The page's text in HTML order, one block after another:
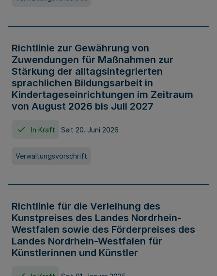
Richtlinie zur Gewährung von
Zuwendungen für Maßnahmen zur
Stärkung der alltagsintegrierten
sprachlichen Bildungsarbeit in
Kindertageseinrichtungen im Zeitraum
von August 2026 bis Juli 2027
In Kraft Seit 20. Juni 2026
Verwaltungsvorschrift
Richtlinie für die Verleihung des
Kunstpreises des Landes Nordrhein-
Westfalen sowie des Förderpreises des
Landes Nordrhein-Westfalen für
Künstlerinnen und Künstler